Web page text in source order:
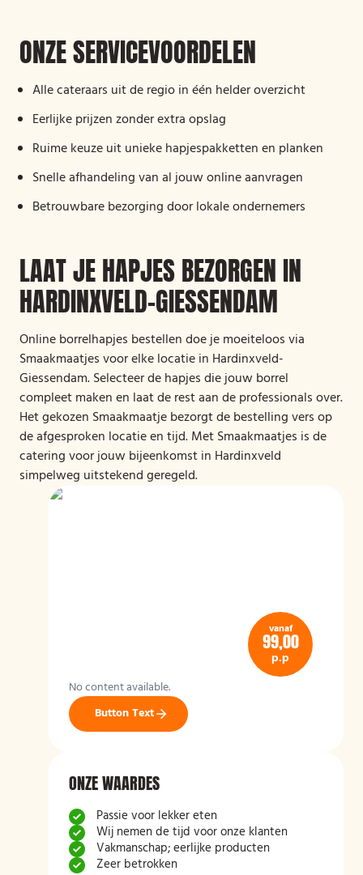
ONZE SERVICEVOORDELEN
Alle cateraars uit de regio in één helder overzicht
Eerlijke prijzen zonder extra opslag
Ruime keuze uit unieke hapjespakketten en planken
Snelle afhandeling van al jouw online aanvragen
Betrouwbare bezorging door lokale ondernemers
LAAT JE HAPJES BEZORGEN IN
HARDINXVELD-GIESSENDAM
Online borrelhapjes bestellen doe je moeiteloos via
Smaakmaatjes voor elke locatie in Hardinxveld-
Giessendam. Selecteer de hapjes die jouw borrel
compleet maken en laat de rest aan de professionals over.
Het gekozen Smaakmaatje bezorgt de bestelling vers op
de afgesproken locatie en tijd. Met Smaakmaatjes is de
catering voor jouw bijeenkomst in Hardinxveld
simpelweg uitstekend geregeld.
vanaf
99,00
p.p
No content available.
Button Text
ONZE WAARDES
Passie voor lekker eten
Wij nemen de tijd voor onze klanten
Vakmanschap; eerlijke producten
Zeer betrokken